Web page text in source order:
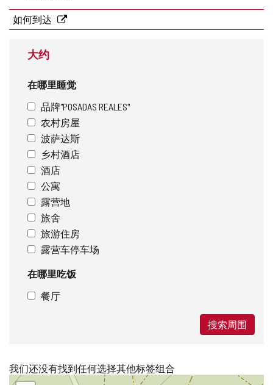
地
址
如何到达
大约
在哪里睡觉
品牌"POSADAS REALES"
农村房屋
波萨达斯
乡村酒店
酒店
公寓
露营地
旅舍
旅游住房
露营车停车场
在哪里吃饭
餐厅
搜索周围
我们还没有找到任何选择其他标签组合
跳